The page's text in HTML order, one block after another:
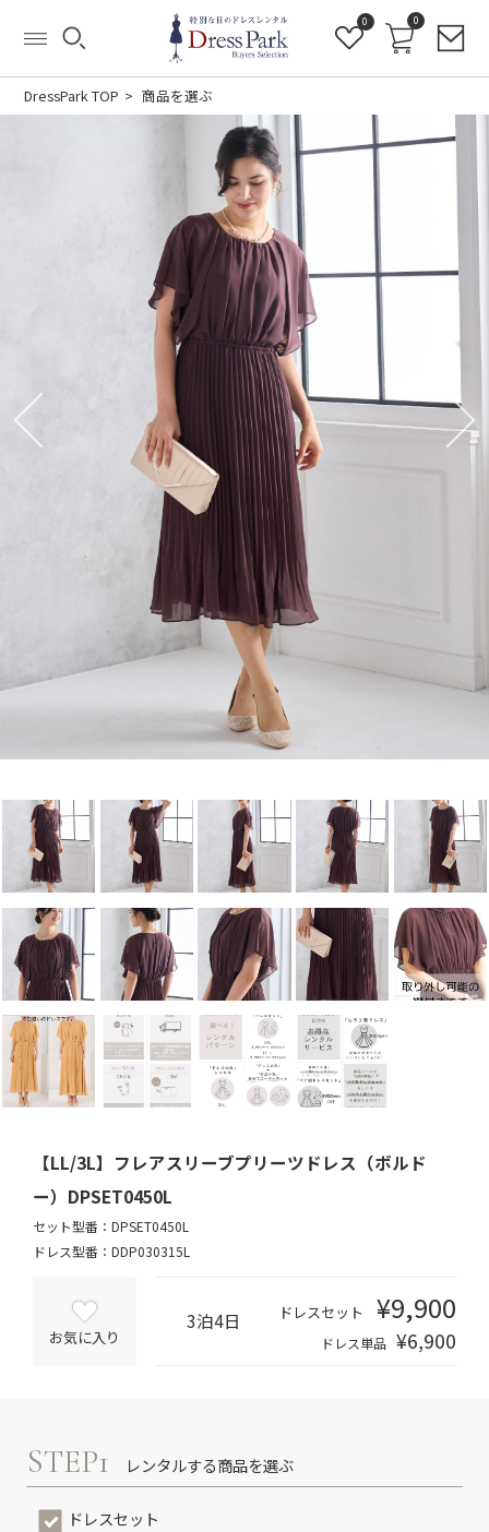
0 0
DressPark TOP 商品を選ぶ
【LL/3L】フレアスリーブプリーツドレス（ボルド
ー）DPSET0450L
セット型番：DPSET0450L
ドレス型番：DDP030315L
お気に入り
3泊4日 ドレスセット ¥9,900
ドレス単品 ¥6,900
STEP1 レンタルする商品を選ぶ
ドレスセット